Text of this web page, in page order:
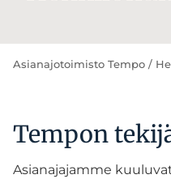
Asianajotoimisto Tempo /
Tempon
Asianajajamme